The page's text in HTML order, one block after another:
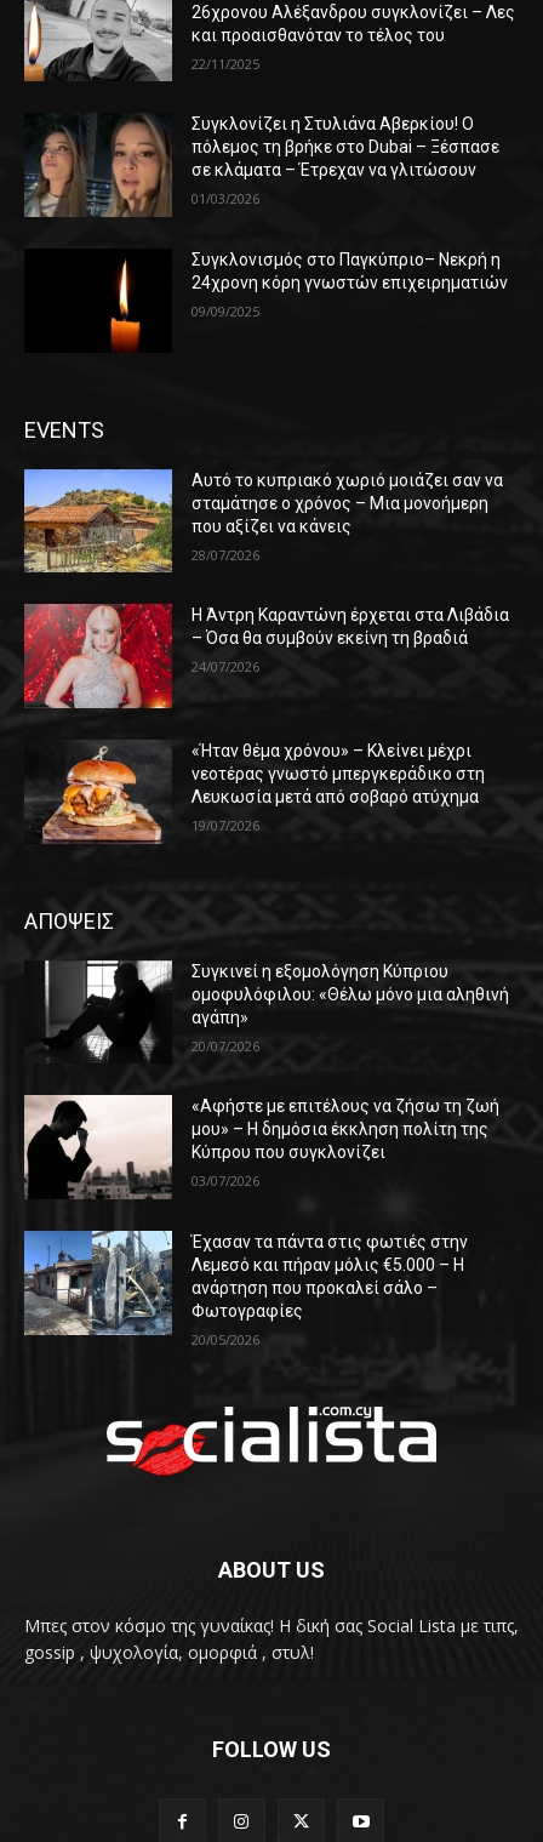
26χρονου Αλέξανδρου συγκλονίζει – Λες
και προαισθανόταν το τέλος του
22/11/2025
Συγκλονίζει η Στυλιάνα Αβερκίου! Ο
πόλεμος τη βρήκε στο Dubai – Ξέσπασε
σε κλάματα – Έτρεχαν να γλιτώσουν
01/03/2026
Συγκλονισμός στο Παγκύπριο– Νεκρή η
24χρονη κόρη γνωστών επιχειρηματιών
09/09/2025
EVENTS
Αυτό το κυπριακό χωριό μοιάζει σαν να
σταμάτησε ο χρόνος – Μια μονοήμερη
που αξίζει να κάνεις
28/07/2026
Η Άντρη Καραντώνη έρχεται στα Λιβάδια
– Όσα θα συμβούν εκείνη τη βραδιά
24/07/2026
«Ήταν θέμα χρόνου» – Κλείνει μέχρι
νεοτέρας γνωστό μπεργκεράδικο στη
Λευκωσία μετά από σοβαρό ατύχημα
19/07/2026
ΑΠΟΨΕΙΣ
Συγκινεί η εξομολόγηση Κύπριου
ομοφυλόφιλου: «Θέλω μόνο μια αληθινή
αγάπη»
20/07/2026
«Αφήστε με επιτέλους να ζήσω τη ζωή
μου» – Η δημόσια έκκληση πολίτη της
Κύπρου που συγκλονίζει
03/07/2026
Έχασαν τα πάντα στις φωτιές στην
Λεμεσό και πήραν μόλις €5.000 – Η
ανάρτηση που προκαλεί σάλο –
Φωτογραφίες
20/05/2026
ABOUT US
Μπες στον κόσμο της γυναίκας! H δική σας Social Lista με τιπς,
gossip , ψυχολογία, ομορφιά , στυλ!
FOLLOW US